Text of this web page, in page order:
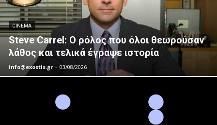
CINEMA
Steve Carrel: Ο ρόλος που όλοι θεωρούσαν
λάθος και τελικά έγραψε ιστορία
info@exostis.gr - 03/08/2026